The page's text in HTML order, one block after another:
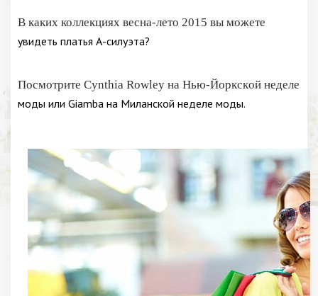
В каких коллекциях весна-лето 2015 вы можете
увидеть платья А-силуэта?
Посмотрите Cynthia Rowley на Нью-Йоркской неделе
моды или Giamba на Миланской неделе моды.